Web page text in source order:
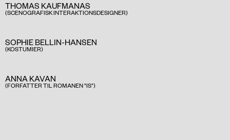
THOMAS KAUFMANAS
(SCENOGRAFISK INTERAKTIONSDESIGNER)
SOPHIE BELLIN-HANSEN
(KOSTUMIER)
ANNA KAVAN
(FORFATTER TIL ROMANEN "IS")